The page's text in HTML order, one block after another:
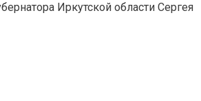
Иркутской области Сергея